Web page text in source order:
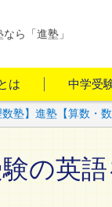
ら「進塾」
は 中学受
数塾】進塾【算数・
の英